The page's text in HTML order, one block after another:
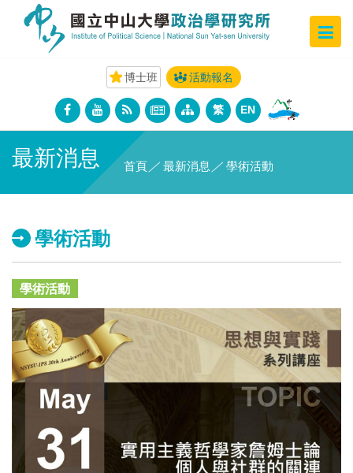
博士班 活動報名
繁 EN
最新消息 首頁 ／ 最新消息 ／ 學術活動
學術活動
學術活動